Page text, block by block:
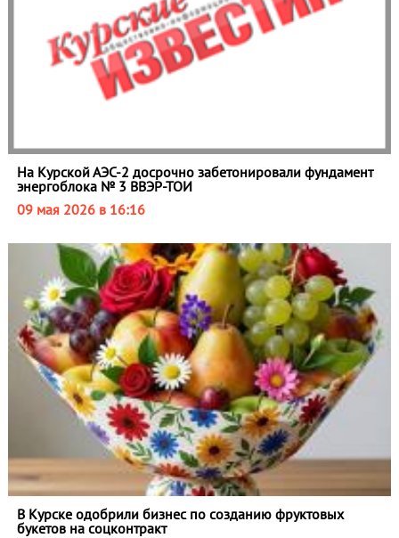
На Курской АЭС‑2 досрочно забетонировали фундамент
энергоблока № 3 ВВЭР‑ТОИ
09 мая 2026 в 16:16
В Курске одобрили бизнес по созданию фруктовых
букетов на соцконтракт